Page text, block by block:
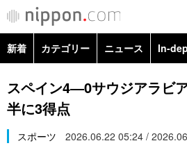
カテゴリー
新着 カテゴリー ニュース In-
政治・外交
経済・ビジネス
スペイン4―0サウジアラビ
半に3得点
スポーツ 2026.06.22 05:24 /